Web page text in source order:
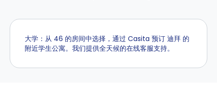
大学：从 46 的房间中选择，通过 Casita 预订 迪拜 的
附近学生公寓。我们提供全天候的在线客服支持。